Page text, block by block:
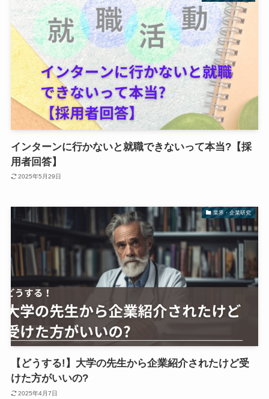
インターンに行かないと就職できないって本当?【採
用者回答】
2025年5月29日
業界・企業研究
【どうする!】大学の先生から企業紹介されたけど受
けた方がいいの?
2025年4月7日